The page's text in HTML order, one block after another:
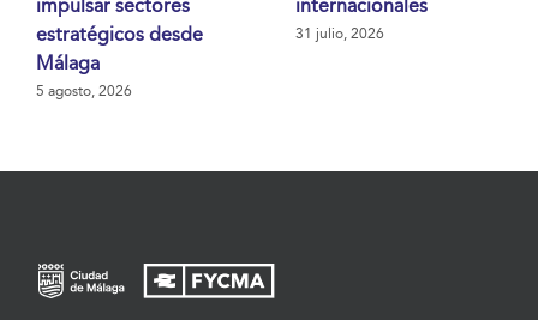
impulsar sectores
estratégicos desde
Málaga
5 agosto, 2026
internacionales
31 julio, 2026